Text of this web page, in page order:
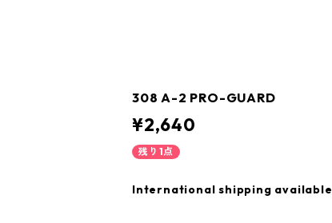
308 A-2 PRO-GUARD
¥2,640
残り1点
International shipping available